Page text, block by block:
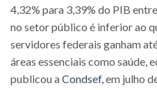
4,32% para 3,39% do PIB
no setor público é inferior ao
servidores federais ganham
áreas essenciais como saúde,
publicou aCondsef,em julho